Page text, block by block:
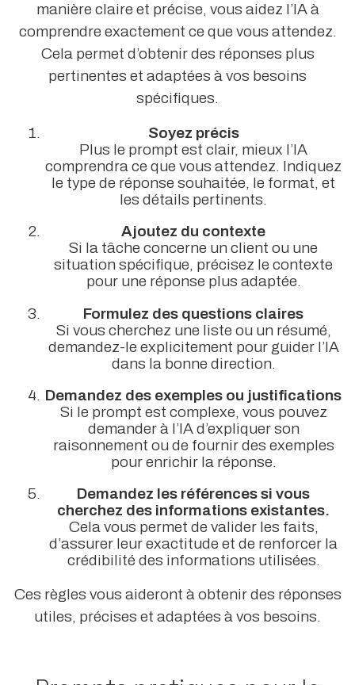
manière claire et précise, vous aidez l’IA à
comprendre exactement ce que vous attendez.
Cela permet d’obtenir des réponses plus
pertinentes et adaptées à vos besoins
spécifiques.
Soyez précis
Plus le prompt est clair, mieux l’IA
comprendra ce que vous attendez. Indiquez
le type de réponse souhaitée, le format, et
les détails pertinents.
Ajoutez du contexte
Si la tâche concerne un client ou une
situation spécifique, précisez le contexte
pour une réponse plus adaptée.
Formulez des questions claires
Si vous cherchez une liste ou un résumé,
demandez-le explicitement pour guider l’IA
dans la bonne direction.
Demandez des exemples ou justifications
Si le prompt est complexe, vous pouvez
demander à l’IA d’expliquer son
raisonnement ou de fournir des exemples
pour enrichir la réponse.
Demandez les références si vous
cherchez des informations existantes.
Cela vous permet de valider les faits,
d’assurer leur exactitude et de renforcer la
crédibilité des informations utilisées.
Ces règles vous aideront à obtenir des réponses
utiles, précises et adaptées à vos besoins.